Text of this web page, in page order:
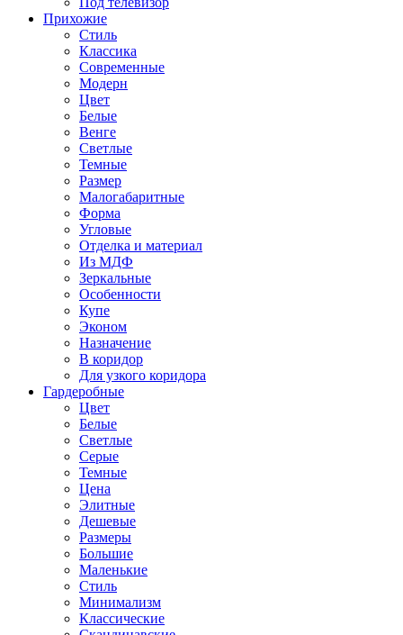
Прихожие
Стиль
Классика
Современные
Модерн
Цвет
Белые
Венге
Светлые
Темные
Размер
Малогабаритные
Форма
Угловые
Отделка и материал
Из МДФ
Зеркальные
Особенности
Купе
Эконом
Назначение
В коридор
Для узкого коридора
Гардеробные
Цвет
Белые
Светлые
Серые
Темные
Цена
Элитные
Дешевые
Размеры
Большие
Маленькие
Стиль
Минимализм
Классические